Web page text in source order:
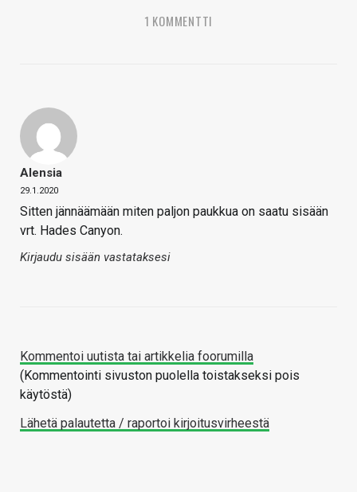
1 KOMMENTTI
Alensia
29.1.2020
Sitten jännäämään miten paljon paukkua on saatu sisään
vrt. Hades Canyon.
Kirjaudu sisään vastataksesi
Kommentoi uutista tai artikkelia foorumilla
(Kommentointi sivuston puolella toistakseksi pois
käytöstä)
Lähetä palautetta / raportoi kirjoitusvirheestä